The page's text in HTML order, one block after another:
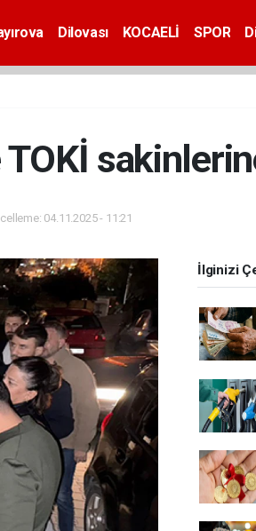
Dilovası KOCAELİ SPOR
TOKİ
04.11.2025 - 11:21
İlginizi